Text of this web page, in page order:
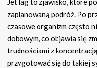
Jet lag to zjawisko, które
zaplanowaną podróż. Po
czasowe organizm często
dobowym, co objawia się
trudnościami z
przygotować się do takiej